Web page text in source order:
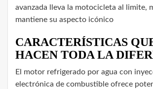
avanzada lleva la motocicleta al limite,
mantiene su aspecto icónico
CARACTERÍSTICAS
HACEN TODA LA
El motor refrigerado por agua con
electrónica de combustible ofrece